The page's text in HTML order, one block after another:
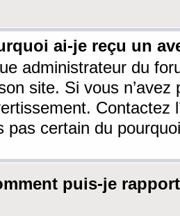
ai-je reçu un
administrateur du
site. Si vous
Contactez
pas certain du
puis-je